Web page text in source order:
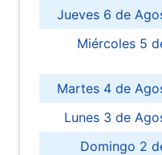
Jueves 6 de
Miércoles 5
Martes 4 de
Lunes 3 de
Domingo 2